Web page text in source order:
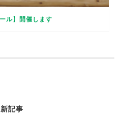
ル】開催します
記事